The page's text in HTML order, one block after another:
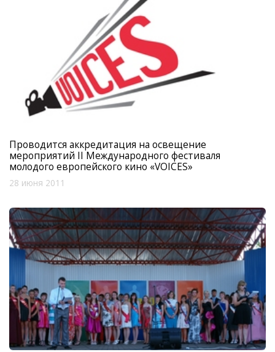
Проводится аккредитация на освещение
мероприятий II Международного фестиваля
молодого европейского кино «VOICES»
28 июня 2011